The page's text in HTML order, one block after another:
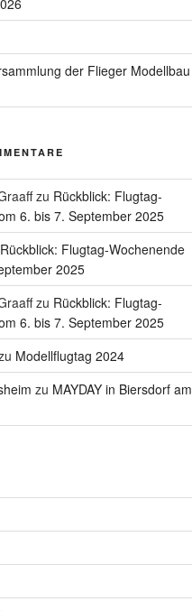
der Flieger Modellbau
zu Rückblick: Flugtag-
6. bis 7. September 2025
Rückblick: Flugtag-Wochenende
2025
zu Rückblick: Flugtag-
6. bis 7. September 2025
Modellflugtag 2024
zu MAYDAY in Biersdorf am